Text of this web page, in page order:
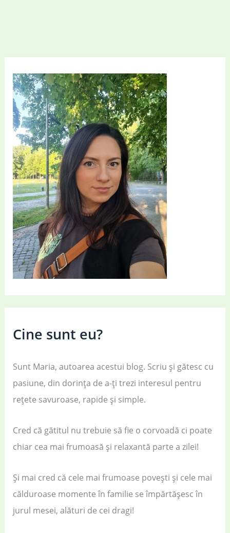
Cine sunt eu?
Sunt Maria, autoarea acestui blog. Scriu și gătesc cu
pasiune, din dorința de a-ți trezi interesul pentru
rețete savuroase, rapide și simple.
Cred că gătitul nu trebuie să fie o corvoadă ci poate
chiar cea mai frumoasă și relaxantă parte a zilei!
Și mai cred că cele mai frumoase povești și cele mai
călduroase momente în familie se împărtășesc în
jurul mesei, alături de cei dragi!